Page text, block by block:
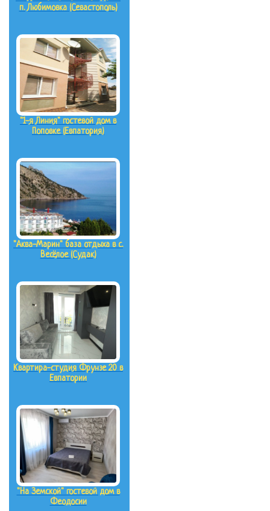
п. Любимовка (Севастополь)
"1-я Линия" гостевой дом в
Поповке (Евпатория)
"Аква-Марин" база отдыха в с.
Весёлое (Судак)
Квартира-студия Фрунзе 20 в
Евпатории
"На Земской" гостевой дом в
Феодосии